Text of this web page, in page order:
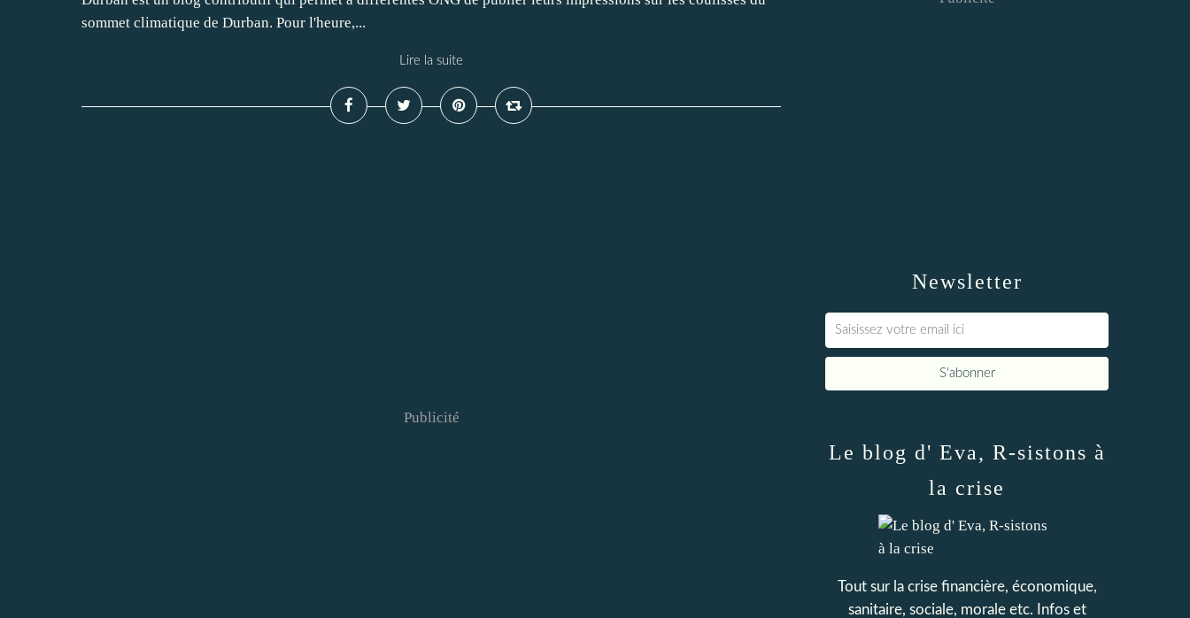
sommet climatique de Durban. Pour l'heure,...
Lire la suite
Publicité
Newsletter
Le blog d' Eva, R-sistons à
la crise
Tout sur la crise financière, économique,
sanitaire, sociale, morale etc. Infos et